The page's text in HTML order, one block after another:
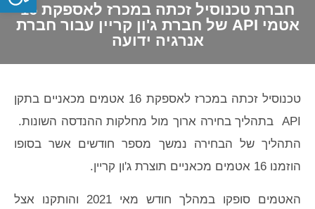
חברת טכנוסיל זכתה במכרז לאספקת 16
אטמי API של חברת ג'ון קריין עבור חברת
אנרגיה ידועה
טכנוסיל זכתה במכרז לאספקת 16 אטמים מכאניים בתקן
API בתהליך בחירה ארוך מול מחלקות ההנדסה השונות.
התהליך של הבחירה נמשך מספר חודשים אשר בסופו
הוזמנו 16 אטמים מכאניים תוצרת ג'ון קריין.
האטמים סופקו במהלך חודש מאי 2021 והותקנו אצל